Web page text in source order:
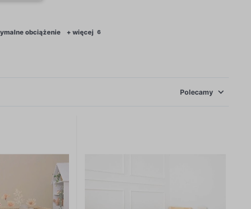
wszystkim ładne, bezpieczne i wygodne. Doskonale
obciążenie + więcej 6